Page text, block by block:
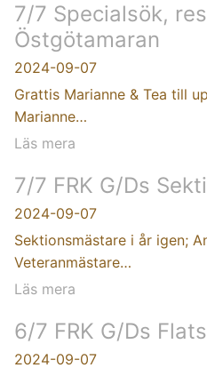
7/7 Specialsök,
Östgötamaran
2024-09-07
Grattis Marianne & Tea till
Marianne…
Läs mera
7/7 FRK G/Ds
2024-09-07
Sektionsmästare i år igen;
Veteranmästare…
Läs mera
6/7 FRK G/Ds
2024-09-07